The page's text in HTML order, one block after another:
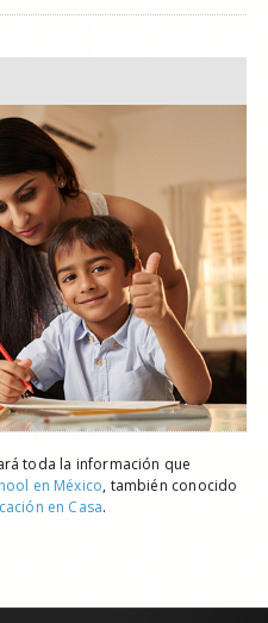
toda la información que
en México, también conocido
en Casa.